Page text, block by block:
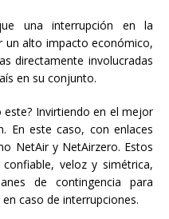
una interrupción en la
un alto impacto económico,
directamente involucradas
en su conjunto.
Invirtiendo en el mejor
En este caso, con enlaces
NetAir y NetAirzero. Estos
veloz y simétrica,
de contingencia para
caso de interrupciones.